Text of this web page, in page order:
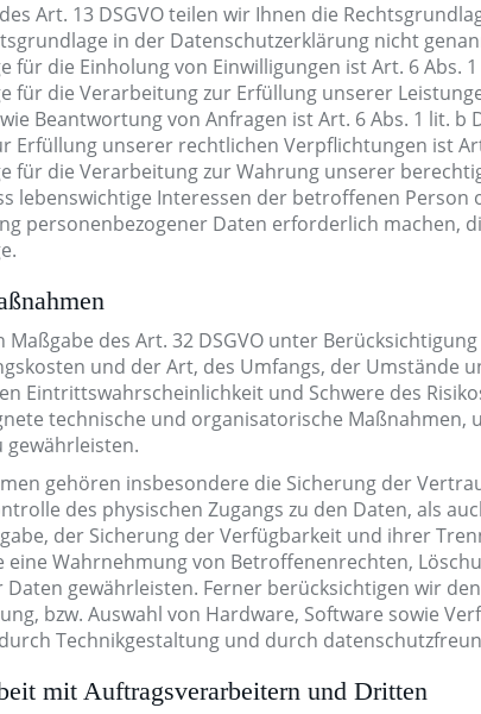
Art. 13 DSGVO teilen wir Ihnen die
in der Datenschutzerklärung nicht
für die Einholung von Einwilligungen ist Art. 6 Abs.
für die Verarbeitung zur Erfüllung unserer
Beantwortung von Anfragen ist Art. 6 Abs. 1 lit. b
Erfüllung unserer rechtlichen Verpflichtungen ist
für die Verarbeitung zur Wahrung unserer
lebenswichtige Interessen der betroffenen
personenbezogener Daten erforderlich machen,
des Art. 32 DSGVO unter
und der Art, des Umfangs, der Umstände
Eintrittswahrscheinlichkeit und Schwere des
technische und organisatorische Maßnahmen,
gewährleisten.
gehören insbesondere die Sicherung der
des physischen Zugangs zu den Daten, als
der Sicherung der Verfügbarkeit und ihrer
eine Wahrnehmung von Betroffenenrechten,
Daten gewährleisten. Ferner berücksichtigen wir
bzw. Auswahl von Hardware, Software sowie
Technikgestaltung und durch
mit Auftragsverarbeitern und Dritten